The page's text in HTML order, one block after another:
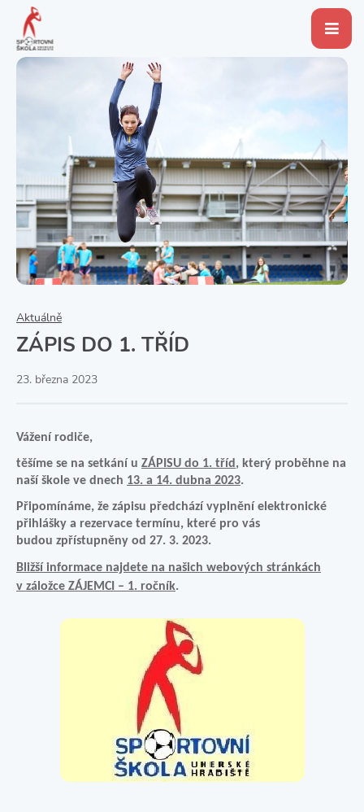
Aktuálně
ZÁPIS DO 1. TŘÍD
23. března 2023
Vážení rodiče,
těšíme se na setkání u ZÁPISU do 1. tříd , který proběhne na
naší škole ve dnech 13. a 14. dubna 2023.
Připomínáme, že zápisu předchází vyplnění elektronické
přihlášky a rezervace termínu, které pro vás
budou zpřístupněny od 27. 3. 2023.
Bližší informace najdete na našich webových stránkách
v záložce ZÁJEMCI – 1. ročník.